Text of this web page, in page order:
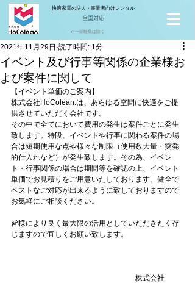
快適家電の法人・事業者向けレンタル
全国対応
※一部離島は除く
イベント及び行事等関係の企業様お
よび案件に関して
2021年11月29日 読了時間: 1分
【イベント単価のご案内】
株式会社HoColean.は、あらゆる空間に快適をご提
供させていただく会社です。
その中で全てにおいて費用の発生は案件ごとに発生
致します。特段、イベントや行事に関わる案件の場
合は短期使用な点や様々な制限（使用数大量・突発
的仕入れなど）が発生致します。その為、イベン
ト・行事関係の場合は期間等を確認の上、イベント
単価でお見積りをご用意いたしております。健全で
ベストなご対応が出来るように致しておりますので
お気軽にご相談ください。
皆様により良く最大限の活用としていただきたく存
じますので宜しくお願い致します。
株式会社